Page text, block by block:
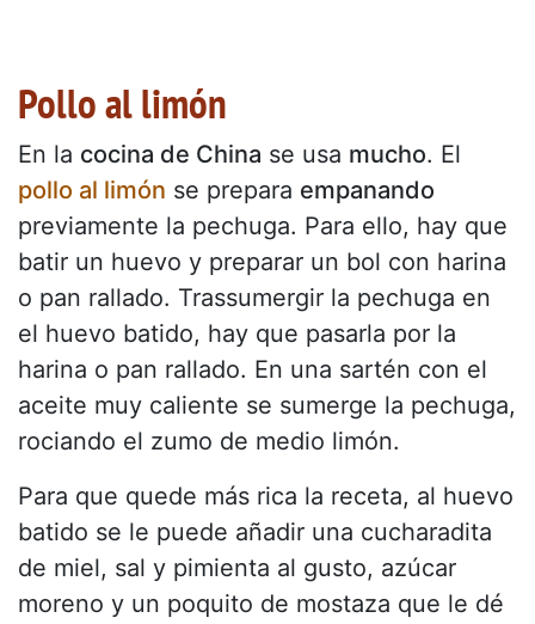
Pollo al limón
En la cocina de China se usa mucho. El
pollo al limón se prepara empanando
previamente la pechuga. Para ello, hay que
batir un huevo y preparar un bol con harina
o pan rallado. Trassumergir la pechuga en
el huevo batido, hay que pasarla por la
harina o pan rallado. En una sartén con el
aceite muy caliente se sumerge la pechuga,
rociando el zumo de medio limón.
Para que quede más rica la receta, al huevo
batido se le puede añadir una cucharadita
de miel, sal y pimienta al gusto, azúcar
moreno y un poquito de mostaza que le dé